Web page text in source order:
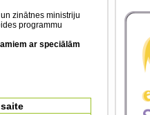
zinātnes ministriju
programmu
ar speciālām